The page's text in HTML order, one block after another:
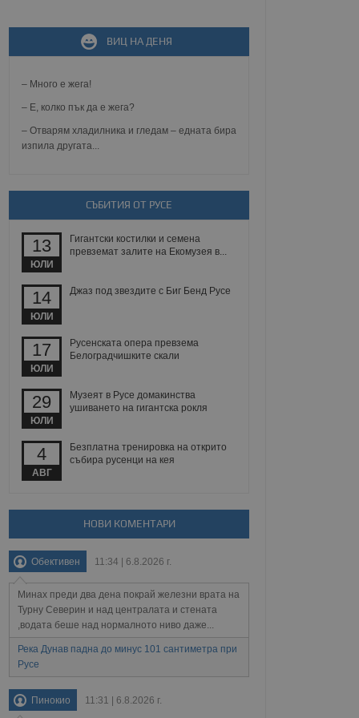
ВИЦ НА ДЕНЯ
– Много е жега!
– Е, колко пък да е жега?
– Отварям хладилника и гледам – едната бира
изпила другата...
СЪБИТИЯ ОТ РУСЕ
13
ЮЛИ
Гигантски костилки и семена
превземат залите на Екомузея в...
14
ЮЛИ
Джаз под звездите с Биг Бенд Русе
17
ЮЛИ
Русенската опера превзема
Белоградчишките скали
29
ЮЛИ
Музеят в Русе домакинства
ушиването на гигантска рокля
4
АВГ
Безплатна тренировка на открито
събира русенци на кея
НОВИ КОМЕНТАРИ
Обективен 11:34 | 6.8.2026 г.
Минах преди два дена покрай железни врата на
Турну Северин и над централата и стената
,водата беше над нормалното ниво даже...
Река Дунав падна до минус 101 сантиметра при
Русе
Пинокио 11:31 | 6.8.2026 г.
зададена от уеб
MVC
известно като
при затваряне
на съгласието на
за тяхното
сесии.
между хората
уебсайт.
на
на бисквитките,
съответствие и
и
и предоставя
използва
потребител може
поведение и
на сайта. Тя
с
на
на сайта.
взаимодействия
и потребителския
събиране на данни
за
се
на тестване.
данни,
на посещенията,
били заредени.
опит.
тя може
на сайта. Тя
която е
в целия
на социалните